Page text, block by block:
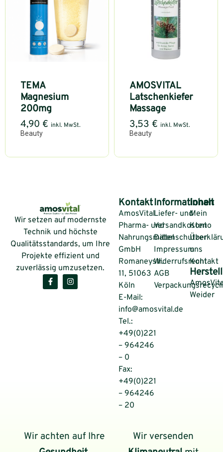
Beauty
TEMA
Magnesium
200mg
4,90 € inkl. MwSt.
Beauty
AMOSVITAL
Latschenkiefer
Massage
3,53 € inkl. MwSt.
Wir setzen auf modernste
Technik und höchste
Qualitätsstandards, um Ihre
Projekte effizient und
zuverlässig umzusetzen.
Kontakt
AmosVital
Pharma- und
Nahrungsmittel
GmbH
Romaneystr.
11, 51063
Köln
E-Mail:
info@amosvital.de
Tel.:
+49(0)221
– 964246
– 0
Fax:
+49(0)221
– 964246
– 20
Informationen
Liefer- und
Versandkosten
Impressum
Widerrufsrecht
AGB
Inhalt
Mein
Konto
Über
uns
Kontakt
Weider
Wir achten auf Ihre
Wir versenden